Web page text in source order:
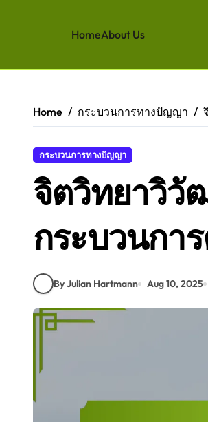
HomeAbout Us
contentHome กระบวนการทางปัญญา
กระบวนการทางปัญญา
จิตวิทยาวิวั
กระบวนกา
By Julian Hartmann Aug 10, 2025